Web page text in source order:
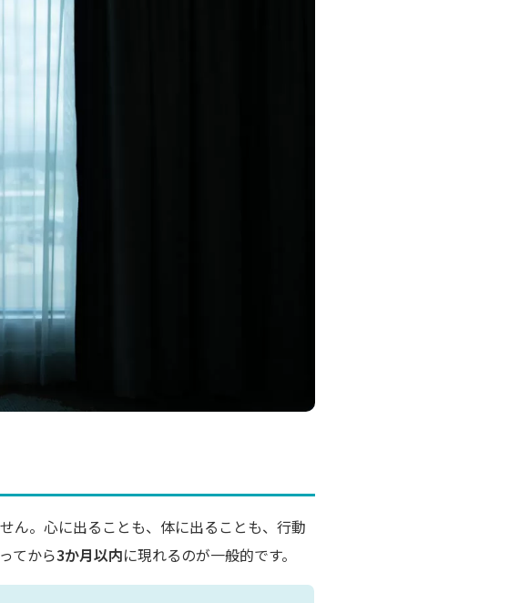
ん。心に出ることも、体に出ることも、行動
てから3か月以内に現れるのが一般的です。